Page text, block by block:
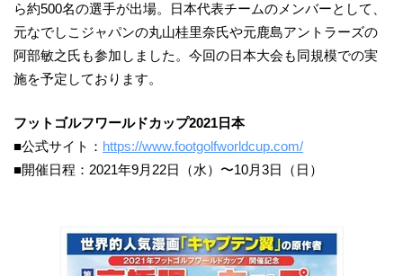
ら約500名の選手が出場。日本代表チームのメンバーとして、
元なでしこジャパンの丸山桂里奈氏や元鹿島アントラーズの
阿部敏之氏も参加しました。今回の日本大会も同規模での実
施を予定しております。
フットゴルフワールドカップ2021日本
■公式サイト： https://www.footgolfworldcup.com/
■開催日程：2021年9月22日（水）〜10月3日（日）